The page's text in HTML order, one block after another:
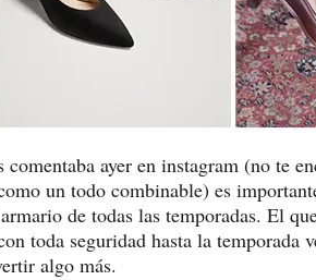
ayer en instagram (no te
un todo combinable) es
de todas las temporadas. El
toda seguridad hasta la temporada
algo más.